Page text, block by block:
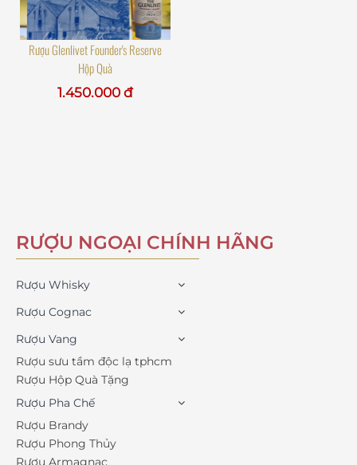
RƯỢU NGOẠI CHÍNH HÃNG
Rượu Whisky
Rượu Cognac
Rượu Vang
Rượu sưu tầm độc lạ tphcm
Rượu Hộp Quà Tặng
Rượu Pha Chế
Rượu Brandy
Rượu Phong Thủy
Rượu Armagnac
Rượu Glenlivet Founder's Reserve
Hộp Quà
1.450.000 đ